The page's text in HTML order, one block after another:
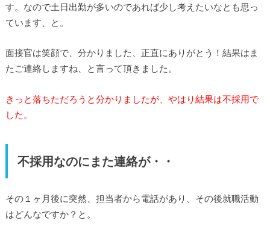
す。なので土日出勤が多いのであれば少し考えたいなとも思っ
ています、と。
面接官は笑顔で、分かりました、正直にありがとう！結果はま
たご連絡しますね、と言って頂きました。
きっと落ちただろうと分かりましたが、やはり結果は不採用で
した。
不採用なのにまた連絡が・・
その１ヶ月後に突然、担当者から電話があり、その後就職活動
はどんなですか？と。